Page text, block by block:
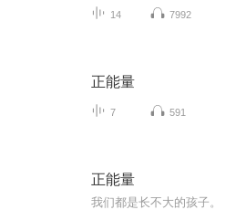
14 7992
正能量
7 591
正能量
我们都是长不大的孩子。